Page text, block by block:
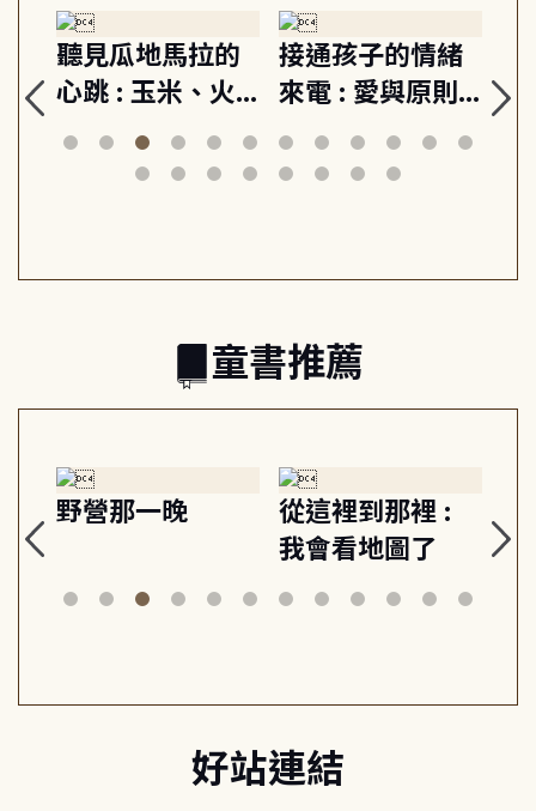
聽見瓜地馬拉的
心跳 : 玉米、火
山與信仰, 外交官
筆下的現代馬雅
接通孩子的情緒
來電 : 愛與原則,
建立教養的安定
節奏 22個行動練
關
童書推薦
野營那一晚
從這裡到那裡 :
我會看地圖了
美
好站連結